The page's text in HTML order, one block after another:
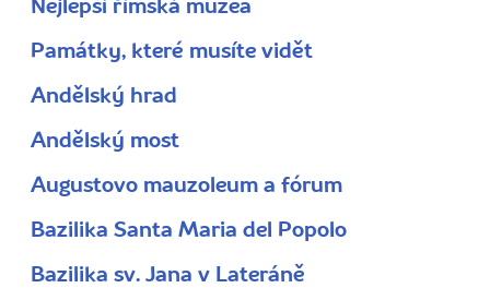
Nejlepší římská muzea
Památky, které musíte vidět
Andělský hrad
Andělský most
Augustovo mauzoleum a fórum
Bazilika Santa Maria del Popolo
Bazilika sv. Jana v Lateráně